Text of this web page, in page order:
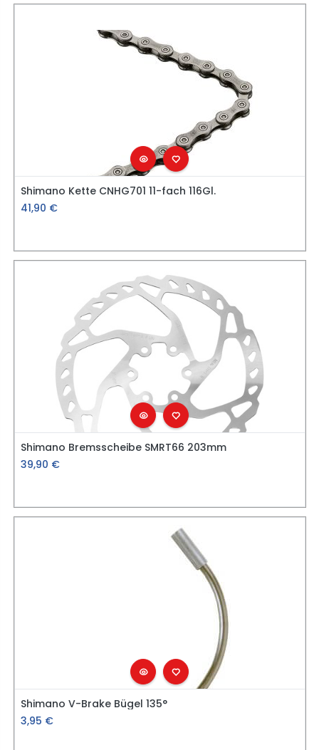
Shimano Kette CNHG701 11-fach 116Gl.
41,90 €
Shimano Bremsscheibe SMRT66 203mm
39,90 €
Shimano V-Brake Bügel 135°
3,95 €